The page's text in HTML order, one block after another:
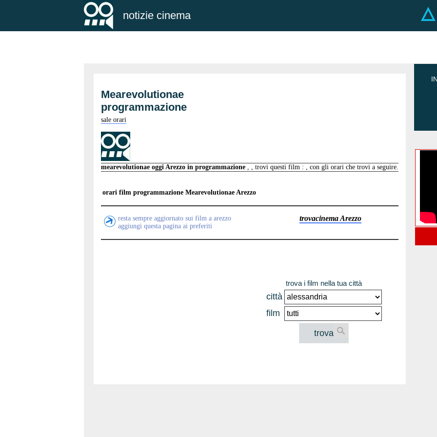
notizie cinema
Mearevolutionae
programmazione
sale orari
mearevolutionae oggi Arezzo in programmazione , , trovi questi film : , con gli orari che trovi a seguire.
orari film programmazione Mearevolutionae Arezzo
resta sempre aggiornato sui film a arezzo
aggiungi questa pagina ai preferiti
trovacinema Arezzo
trova i film nella tua città
città
film
trova